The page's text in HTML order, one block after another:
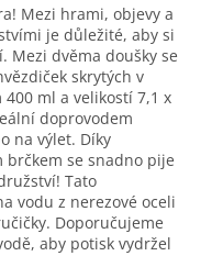
Mezi hrami, objevy a
je důležité, aby si
Mezi dvěma doušky se
skrytých v
ml a velikostí 7,1 x
doprovodem
na výlet. Díky
brčkem se snadno pije
Tato
vodu z nerezové oceli
Doporučujeme
aby potisk vydržel